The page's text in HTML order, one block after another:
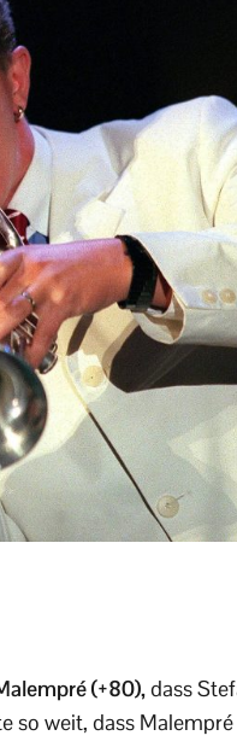
(+80),dass
so weit, dass